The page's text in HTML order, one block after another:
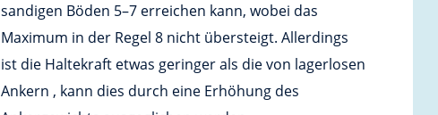
sandigen Böden 5–7 erreichen kann, wobei das
Maximum in der Regel 8 nicht übersteigt. Allerdings
ist die Haltekraft etwas geringer als die von lagerlosen
Ankern , kann dies durch eine Erhöhung des